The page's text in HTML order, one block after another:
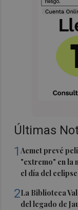
Últimas
1Aemet prevé
"extremo" en la
el día del eclipse
2La Biblioteca
del legado de